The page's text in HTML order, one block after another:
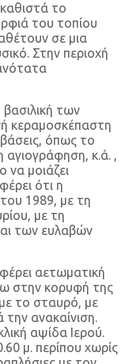
το
του τοπίου
σε μια
Στην περιοχή
των
κεραμοσκέπαστη
όπως το
αγιογράφηση, κ.ά. ,
να μοιάζει
ότι η
1989, με τη
με τη
των ευλαβών
αετωματική
στην κορυφή της
το σταυρό, με
ανακαίνιση.
αψίδα Ιερού.
μ. περίπου χωρίς